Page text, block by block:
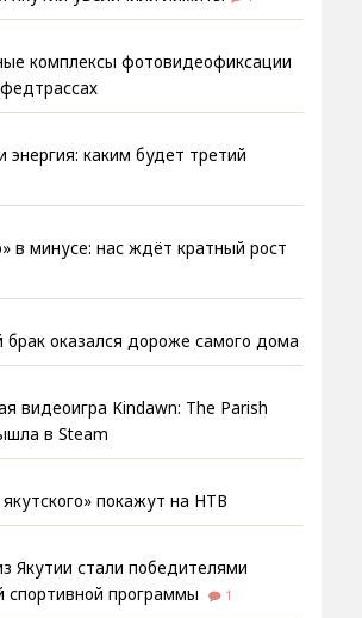
комплексы фотовидеофиксации
энергия: каким будет третий
в минусе: нас ждёт кратный рост
брак оказался дороже самого дома
видеоигра Kindawn: The Parish
в Steam
покажут на НТВ
Якутии стали победителями
спортивной программы
1